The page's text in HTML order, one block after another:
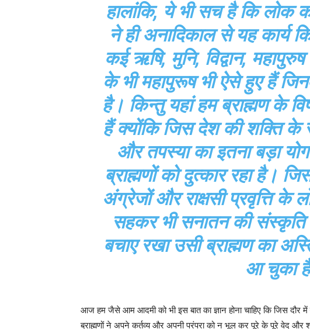
हालांकि, ये भी सच है कि लोक
ने ही अनादिकाल से यह कार्य
कई ऋषि, मुनि, विद्वान,
के भी महापुरूष भी ऐसे हुए हैं
है। किन्तु यहां हम ब्राह्मण के
हैं क्योंकि जिस देश की शक्ति के
और तपस्या का इतना बड़ा
ब्राह्मणों को दुत्कार रहा है।
अंग्रेजों और राक्षसी प्रवृत्ति के
सहकर भी सनातन की संस्कृति
बचाए रखा उसी ब्राह्मण का
आ चुका
आज हम जैसे आम आदमी को भी इस बात का ज्ञान होना चाहिए कि जिस दौर
ब्राह्मणों ने अपने कर्तव्य और अपनी परंपरा को न भूल कर पूरे के पूरे वेद